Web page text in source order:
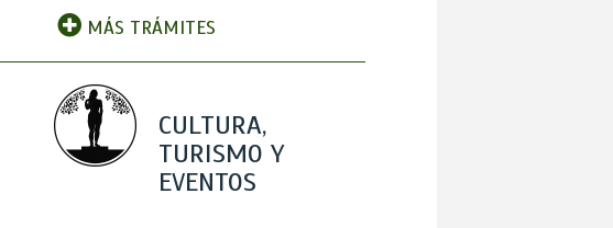
MÁS TRÁMITES
CULTURA,
TURISMO Y
EVENTOS